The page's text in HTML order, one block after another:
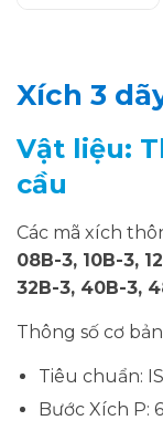
Xích 3
Vật liệu:
cầu
Các mã xích
08B-3, 10B-3,
32B-3, 40B-3,
Thông số cơ
Tiêu chuẩn:
Bước Xích P: